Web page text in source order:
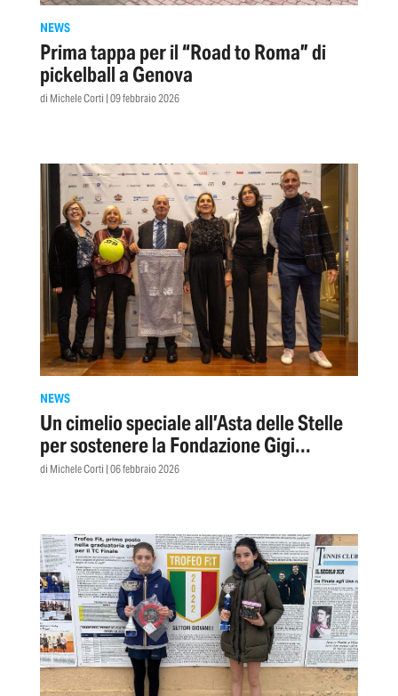
NEWS
Prima tappa per il “Road to Roma” di
pickelball a Genova
di Michele Corti | 09 febbraio 2026
NEWS
Un cimelio speciale all’Asta delle Stelle
per sostenere la Fondazione Gigi
Ghirotti
di Michele Corti | 06 febbraio 2026